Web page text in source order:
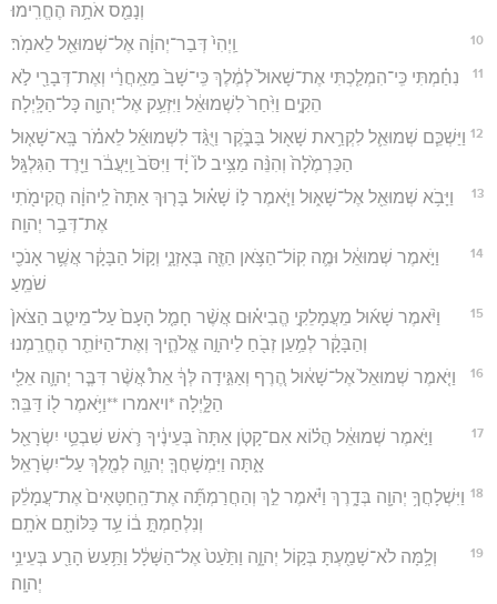
וְנָמֵ֖ס אֹתָ֥הּ הֶחֱרִֽימוּ׃
10 וַֽיְהִי֙ דְּבַר־יְהוָ֔ה אֶל־שְׁמוּאֵ֖ל לֵאמֹֽר׃
11
נִחַ֗מְתִּי כִּֽי־הִמְלַ֤כְתִּי אֶת־שָׁאוּל֙ לְמֶ֔לֶךְ כִּֽי־שָׁב֙ מֵאַֽחֲרַ֔י וְאֶת־דְּבָרַ֖י לֹ֣א
הֵקִ֑ים וַיִּ֙חַר֙ לִשְׁמוּאֵ֔ל וַיִּזְעַ֥ק אֶל־יְהוָ֖ה כָּל־הַלָּֽיְלָה׃
12 וַיַּשְׁכֵּ֧ם שְׁמוּאֵ֛ל לִקְרַ֥את שָׁא֖וּל בַּבֹּ֑קֶר וַיֻּגַּ֨ד לִשְׁמוּאֵ֜ל לֵאמֹ֗ר בָּֽא־שָׁא֤וּל
הַכַּרְמֶ֙לָה֙ וְהִנֵּ֨ה מַצִּ֥יב לוֹ֙ יָ֔ד וַיִּסֹּב֙ וַֽיַּעֲבֹ֔ר וַיֵּ֖רֶד הַגִּלְגָּֽל׃
13
וַיָּבֹ֥א שְׁמוּאֵ֖ל אֶל־שָׁא֑וּל וַיֹּ֧אמֶר ל֣וֹ שָׁא֗וּל בָּר֤וּךְ אַתָּה֙ לַֽיהוָ֔ה הֲקִימֹ֖תִי
אֶת־דְּבַ֥ר יְהוָֽה׃
14
וַיֹּ֣אמֶר שְׁמוּאֵ֔ל וּמֶ֛ה קֽוֹל־הַצֹּ֥אן הַזֶּ֖ה בְּאָזְנָ֑י וְק֣וֹל הַבָּקָ֔ר אֲשֶׁ֥ר אָנֹכִ֖י
שֹׁמֵֽעַ׃
15
וַיֹּ֨אמֶר שָׁא֜וּל מֵעֲמָלֵקִ֣י הֱבִיא֗וּם אֲשֶׁ֨ר חָמַ֤ל הָעָם֙ עַל־מֵיטַ֤ב הַצֹּאן֙
וְהַבָּקָ֔ר לְמַ֥עַן זְבֹ֖חַ לַיהוָ֣ה אֱלֹהֶ֑יךָ וְאֶת־הַיּוֹתֵ֖ר הֶחֱרַֽמְנוּ׃
16
וַיֹּ֤אמֶר שְׁמוּאֵל֙ אֶל־שָׁא֔וּל הֶ֚רֶף וְאַגִּ֣ידָה לְּךָ֔ אֵת֩ אֲשֶׁ֨ר דִּבֶּ֧ר יְהוָ֛ה אֵלַ֖י
הַלָּ֑יְלָה *ויאמרו **וַיֹּ֥אמֶר ל֖וֹ דַּבֵּֽר׃
17
וַיֹּ֣אמֶר שְׁמוּאֵ֔ל הֲל֗וֹא אִם־קָטֹ֤ן אַתָּה֙ בְּעֵינֶ֔יךָ רֹ֛אשׁ שִׁבְטֵ֥י יִשְׂרָאֵ֖ל
אָ֑תָּה וַיִּמְשָׁחֲךָ֧ יְהוָ֛ה לְמֶ֖לֶךְ עַל־יִשְׂרָאֵֽל׃
18 וַיִּשְׁלָחֲךָ֥ יְהוָ֖ה בְּדָ֑רֶךְ וַיֹּ֗אמֶר לֵ֣ךְ וְהַחֲרַמְתָּ֞ה אֶת־הַֽחַטָּאִים֙ אֶת־עֲמָלֵ֔ק
וְנִלְחַמְתָּ֣ ב֔וֹ עַ֥ד כַּלּוֹתָ֖ם אֹתָֽם׃
19
וְלָ֥מָּה לֹא־שָׁמַ֖עְתָּ בְּק֣וֹל יְהוָ֑ה וַתַּ֙עַט֙ אֶל־הַשָּׁלָ֔ל וַתַּ֥עַשׂ הָרַ֖ע בְּעֵינֵ֥י
יְהוָֽה׃